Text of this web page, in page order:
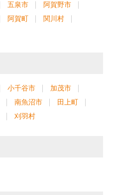
五泉市
阿賀野市
阿賀町
関川村
小千谷市
加茂市
南魚沼市
田上町
刈羽村